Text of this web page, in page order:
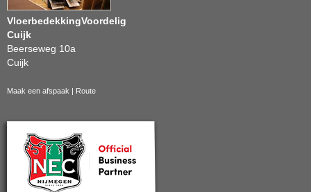
VloerbedekkingVoordelig
Cuijk
Beerseweg 10a
Cuijk
Maak een afspaak | Route